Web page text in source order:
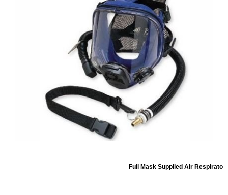
Full Mask Supplied Air Respirato